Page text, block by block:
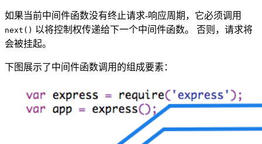
如果当前中间件函数没有终止请求-响应周期，它必须调用
next() 以将控制权传递给下一个中间件函数。 否则，请求将
会被挂起。
下图展示了中间件函数调用的组成要素：